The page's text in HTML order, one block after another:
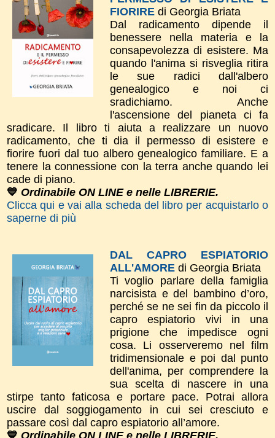
FIORIRE di Georgia Briata
Dal radicamento dipende il
benessere nella materia e la
consapevolezza di esistere. Ma
quando l'anima si risveglia ritira
le sue radici dall'albero
genealogico e noi ci
sradichiamo. Anche
l'ascensione del pianeta ci fa
sradicare. Il libro ti aiuta a realizzare un nuovo
radicamento, che ti dia il permesso di esistere e
fiorire fuori dal tuo albero genealogico familiare. E a
tenere la connessione con la terra anche quando lei
cade di piano.
💙 Ordinabile ON LINE e nelle LIBRERIE.
Clicca qui e vai alla scheda del libro per acquistarlo o
saperne di più
DAL CAPRO ESPIATORIO
ALL'AMORE di Georgia Briata
Ti voglio parlare della famiglia
narcisista e del bambino d’oro,
perché se ne sei fin da piccolo il
capro espiatorio vivi in una
prigione che impedisce ogni
cosa. Li osserveremo nel film
tridimensionale e poi dal punto
dell'anima, per comprendere la
sua scelta di nascere in una
stirpe tanto faticosa e portare pace. Potrai allora
uscire dal soggiogamento in cui sei cresciuto e
passare così dal capro espiatorio all’amore.